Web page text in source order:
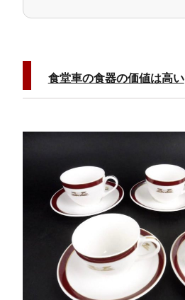
食堂車の食器の価値は高い